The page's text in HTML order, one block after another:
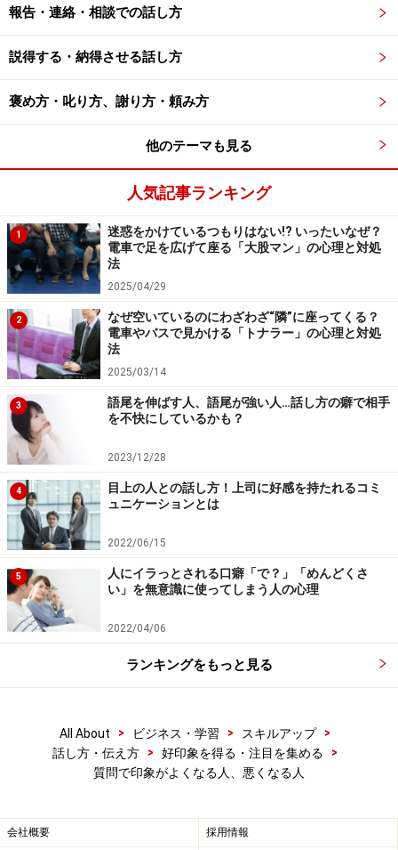
報告・連絡・相談での話し方
説得する・納得させる話し方
褒め方・叱り方、謝り方・頼み方
他のテーマも見る
人気記事ランキング
1
迷惑をかけているつもりはない!? いったいなぜ？
電車で足を広げて座る「大股マン」の心理と対処
法
2025/04/29
2
なぜ空いているのにわざわざ“隣”に座ってくる？
電車やバスで見かける「トナラー」の心理と対処
法
2025/03/14
3
語尾を伸ばす人、語尾が強い人…話し方の癖で相手
を不快にしているかも？
2023/12/28
4
目上の人との話し方！上司に好感を持たれるコミ
ュニケーションとは
2022/06/15
5
人にイラっとされる口癖「で？」「めんどくさ
い」を無意識に使ってしまう人の心理
2022/04/06
ランキングをもっと見る
All About > ビジネス・学習 > スキルアップ
>
話し方・伝え方
> 好印象を得る・注目を集める
>
質問で印象がよくなる人、悪くなる人
会社概要 採用情報